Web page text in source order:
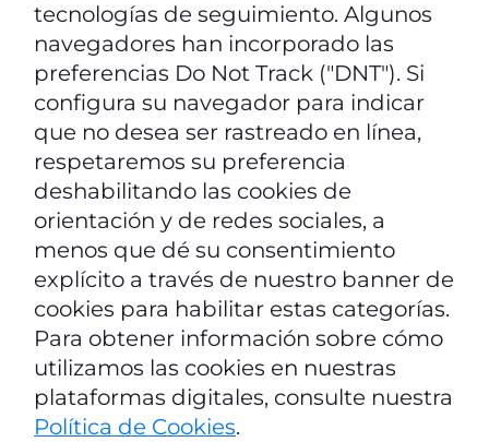
tecnologías de seguimiento. Algunos
navegadores han incorporado las
preferencias Do Not Track ("DNT"). Si
configura su navegador para indicar
que no desea ser rastreado en línea,
respetaremos su preferencia
deshabilitando las cookies de
orientación y de redes sociales, a
menos que dé su consentimiento
explícito a través de nuestro banner de
cookies para habilitar estas categorías.
Para obtener información sobre cómo
utilizamos las cookies en nuestras
plataformas digitales, consulte nuestra
Política de Cookies.